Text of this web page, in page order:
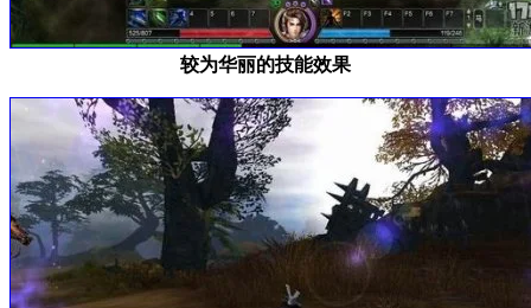
较为华丽的技能效果